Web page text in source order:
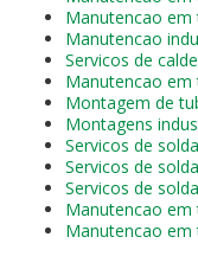
Manutencao em
Manutencao
Servicos de
Manutencao em
Montagem de
Montagens
Servicos de
Servicos de
Servicos de
Manutencao em
Manutencao em